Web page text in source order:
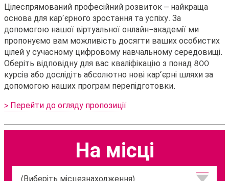
Цілеспрямований професійний розвиток – найкраща
основа для кар’єрного зростання та успіху. За
допомогою нашої віртуальної онлайн-академії ми
пропонуємо вам можливість досягти ваших особистих
цілей у сучасному цифровому навчальному середовищі.
Оберіть відповідну для вас кваліфікацію з понад 800
курсів або дослідіть абсолютно нові кар’єрні шляхи за
допомогою наших програм перепідготовки.
> Перейти до огляду пропозиції
На місці
Розташування